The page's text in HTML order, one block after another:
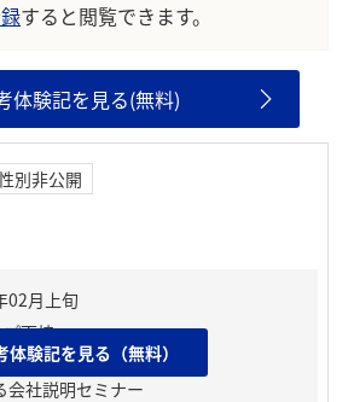
すると閲覧できます。
体験記を見る(無料)
別非公開
会社説明セミナー
体験記を見る（無料）